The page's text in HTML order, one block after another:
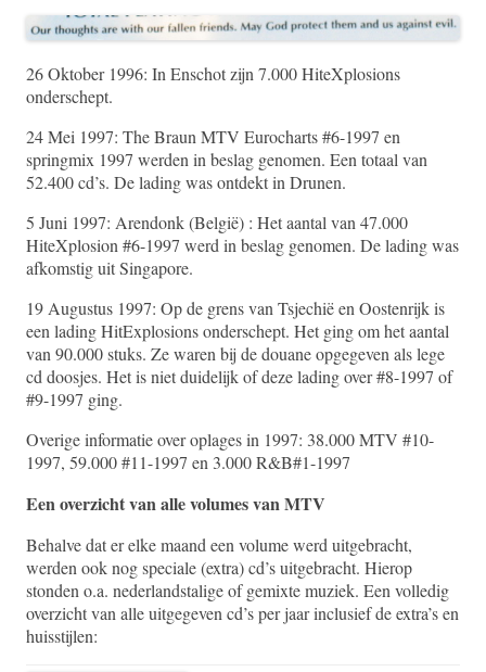
26 Oktober 1996: In Enschot zijn 7.000 HiteXplosions
onderschept.
24 Mei 1997: The Braun MTV Eurocharts #6-1997 en
springmix 1997 werden in beslag genomen. Een totaal van
52.400 cd’s. De lading was ontdekt in Drunen.
5 Juni 1997: Arendonk (België) : Het aantal van 47.000
HiteXplosion #6-1997 werd in beslag genomen. De lading was
afkomstig uit Singapore.
19 Augustus 1997: Op de grens van Tsjechië en Oostenrijk is
een lading HitExplosions onderschept. Het ging om het aantal
van 90.000 stuks. Ze waren bij de douane opgegeven als lege
cd doosjes. Het is niet duidelijk of deze lading over #8-1997 of
#9-1997 ging.
Overige informatie over oplages in 1997: 38.000 MTV #10-
1997, 59.000 #11-1997 en 3.000 R&B#1-1997
Een overzicht van alle volumes van MTV
Behalve dat er elke maand een volume werd uitgebracht,
werden ook nog speciale (extra) cd’s uitgebracht. Hierop
stonden o.a. nederlandstalige of gemixte muziek. Een volledig
overzicht van alle uitgegeven cd’s per jaar inclusief de extra’s en
huisstijlen: